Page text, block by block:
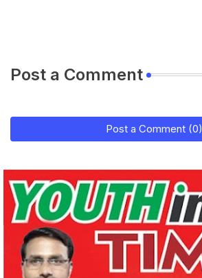
Post a Comment
Post a Comment (0)